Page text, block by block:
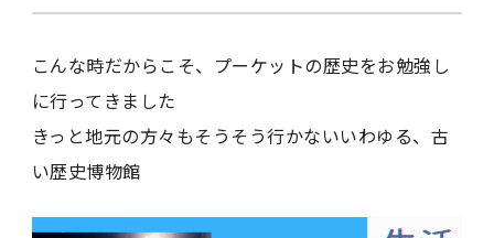
こんな時だからこそ、プーケットの歴史をお勉強し
に行ってきました
きっと地元の方々もそうそう行かないいわゆる、古
い歴史博物館